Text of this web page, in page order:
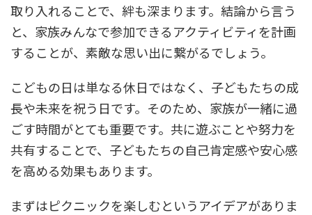
取り入れることで、絆も深まります。結論から言う
と、家族みんなで参加できるアクティビティを計画
することが、素敵な思い出に繋がるでしょう。
こどもの日は単なる休日ではなく、子どもたちの成
長や未来を祝う日です。そのため、家族が一緒に過
ごす時間がとても重要です。共に遊ぶことや努力を
共有することで、子どもたちの自己肯定感や安心感
を高める効果もあります。
まずはピクニックを楽しむというアイデアがありま